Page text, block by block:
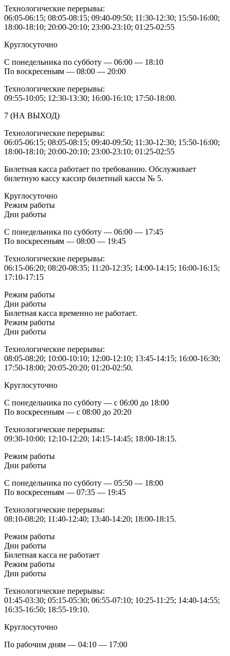
Технологические перерывы:
06:05-06:15; 08:05-08:15; 09:40-09:50; 11:30-12:30; 15:50-16:00;
18:00-18:10; 20:00-20:10; 23:00-23:10; 01:25-02:55
Круглосуточно
С понедельника по субботу — 06:00 — 18:10
По воскресеньям — 08:00 — 20:00
Технологические перерывы:
09:55-10:05; 12:30-13:30; 16:00-16:10; 17:50-18:00.
7 (НА ВЫХОД)
Технологические перерывы:
06:05-06:15; 08:05-08:15; 09:40-09:50; 11:30-12:30; 15:50-16:00;
18:00-18:10; 20:00-20:10; 23:00-23:10; 01:25-02:55
Билетная касса работает по требованию. Обслуживает
билетную кассу кассир билетный кассы № 5.
Круглосуточно
Режим работы
Дни работы
С понедельника по субботу — 06:00 — 17:45
По воскресеньям — 08:00 — 19:45
Технологические перерывы:
06:15-06:20; 08:20-08:35; 11:20-12:35; 14:00-14:15; 16:00-16:15;
17:10-17:15
Режим работы
Дни работы
Билетная касса временно не работает.
Режим работы
Дни работы
Технологические перерывы:
08:05-08:20; 10:00-10:10; 12:00-12:10; 13:45-14:15; 16:00-16:30;
17:50-18:00; 20:05-20:20; 01:20-02:50.
Круглосуточно
С понедельника по субботу — с 06:00 до 18:00
По воскресеньям — с 08:00 до 20:20
Технологические перерывы:
09:30-10:00; 12:10-12:20; 14:15-14:45; 18:00-18:15.
Режим работы
Дни работы
С понедельника по субботу — 05:50 — 18:00
По воскресеньям — 07:35 — 19:45
Технологические перерывы:
08:10-08:20; 11:40-12:40; 13:40-14:20; 18:00-18:15.
Режим работы
Дни работы
Билетная касса не работает
Режим работы
Дни работы
Технологические перерывы:
01:45-03:30; 05:15-05:30; 06:55-07:10; 10:25-11:25; 14:40-14:55;
16:35-16:50; 18:55-19:10.
Круглосуточно
По рабочим дням — 04:10 — 17:00